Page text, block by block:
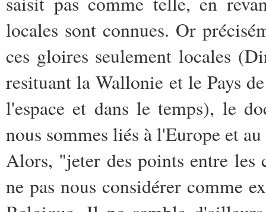
locales sont connues. Or
ces gloires seulement locales
resituant la Wallonie et le Pays
l'espace et dans le temps), le
nous sommes liés à l'Europe et
Alors, "jeter des points entre
ne pas nous considérer comme